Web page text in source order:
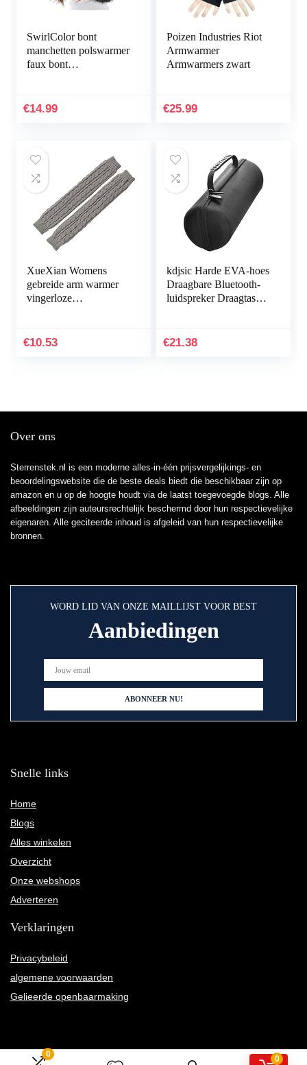
0
0
SwirlColor bont
manchetten polswarmer
faux bont
ring cuffs warmer voor
€14.99
Poizen Industries Riot
Armwarmer
Armwarmers zwart
€25.99
XueXian Womens
gebreide arm warmer
vingerloze
€10.53
kdjsic Harde EVA-hoes
Draagbare Bluetooth-
luidspreker Draagtas
ESSENTIAL-
€21.38
Over ons
Sterrenstek.nl is een moderne alles-in-één prijsvergelijkings- en
beoordelingswebsite die de beste deals biedt die beschikbaar zijn op
amazon en u op de hoogte houdt via de laatst toegevoegde blogs. Alle
afbeeldingen zijn auteursrechtelijk beschermd door hun respectievelijke
eigenaren. Alle geciteerde inhoud is afgeleid van hun respectievelijke
bronnen.
WORD LID VAN ONZE MAILLIJST VOOR BEST
Aanbiedingen
Snelle links
Home
Blogs
Alles winkelen
Overzicht
Onze webshops
Adverteren
Verklaringen
Privacybeleid
algemene voorwaarden
Gelieerde openbaarmaking